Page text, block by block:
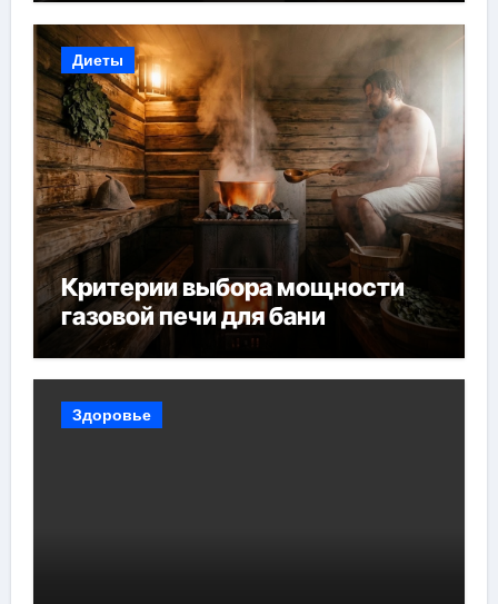
Диеты
Критерии выбора мощности
газовой печи для бани
Здоровье